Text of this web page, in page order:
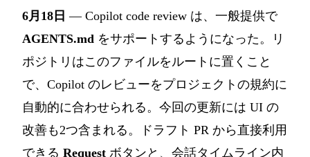
6月18日 — Copilot code review は、一般提供で
AGENTS.md をサポートするようになった。リ
ポジトリはこのファイルをルートに置くこと
で、Copilot のレビューをプロジェクトの規約に
自動的に合わせられる。今回の更新には UI の
改善も2つ含まれる。ドラフト PR から直接利用
できる Request ボタンと、会話タイムライン内